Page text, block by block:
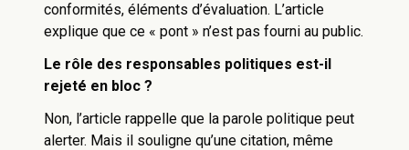
conformités, éléments d’évaluation. L’article
explique que ce « pont » n’est pas fourni au public.
Le rôle des responsables politiques est-il
rejeté en bloc ?
Non, l’article rappelle que la parole politique peut
alerter. Mais il souligne qu’une citation, même